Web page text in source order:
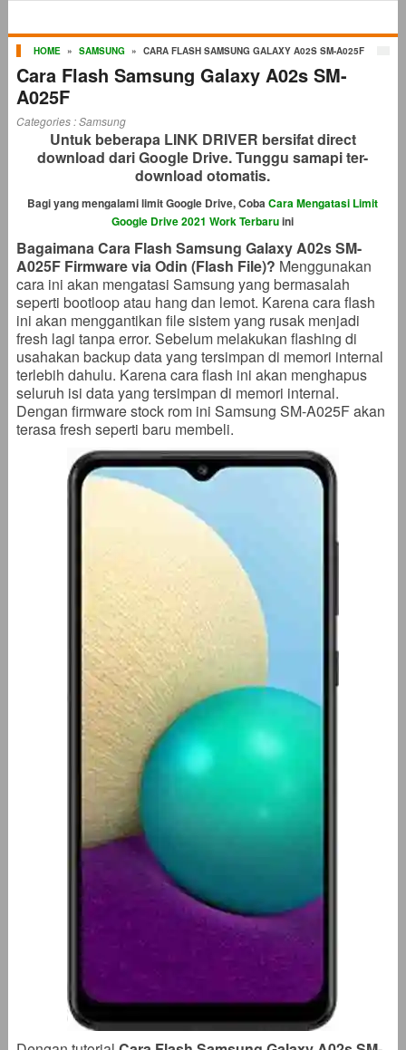
HOME » SAMSUNG » CARA FLASH SAMSUNG GALAXY A02S SM-A025F
Cara Flash Samsung Galaxy A02s SM-
A025F
Categories :Samsung
Untuk beberapa LINK DRIVER bersifat direct
download dari Google Drive. Tunggu samapi ter-
download otomatis.
Bagi yang mengalami limit Google Drive, CobaCara Mengatasi Limit
Google Drive 2021 Work Terbaruini
Bagaimana Cara Flash Samsung Galaxy A02s SM-
A025F Firmware via Odin (Flash File)? Menggunakan
cara ini akan mengatasi Samsung yang bermasalah
seperti bootloop atau hang dan lemot. Karena cara flash
ini akan menggantikan file sistem yang rusak menjadi
fresh lagi tanpa error. Sebelum melakukan flashing di
usahakan backup data yang tersimpan di memori internal
terlebih dahulu. Karena cara flash ini akan menghapus
seluruh isi data yang tersimpan di memori internal.
Dengan firmware stock rom ini Samsung SM-A025F akan
terasa fresh seperti baru membeli.